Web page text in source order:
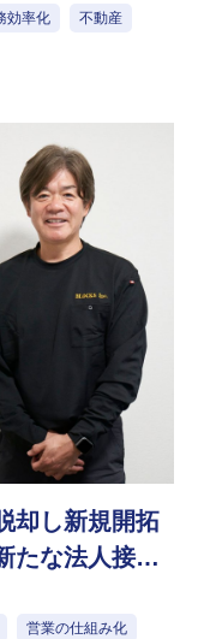
効率化 不動産
却し新規開拓
たな法人接点
営業の仕組み化